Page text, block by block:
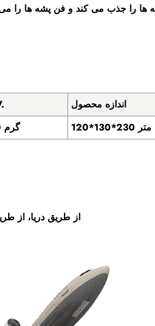
اندازه محصول
620 گرم متر
از طریق دریا، از طریق هوا 30 روز